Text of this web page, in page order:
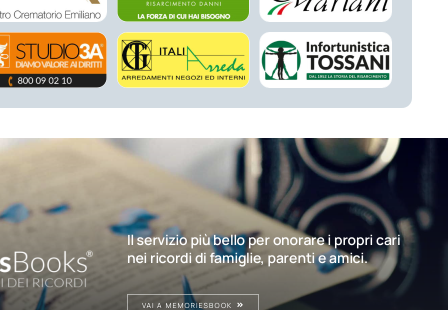
Il servizio più bello per onorare i propri cari
nei ricordi di famiglie, parenti e amici.
VAI A MEMORIESBOOK